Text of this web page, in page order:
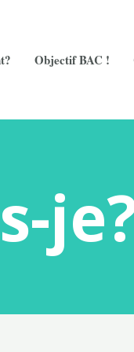
Objectif BAC !